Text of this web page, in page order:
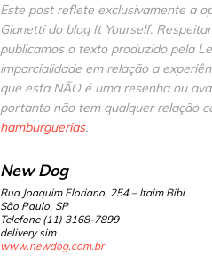
Este post reflete exclusivamente a
Gianetti do blog It Yourself.
publicamos o texto produzido pela
imparcialidade em relação a
que esta NÃO é uma resenha ou
portanto não tem qualquer relação
hamburguerias.
New Dog
Rua Joaquim Floriano, 254 – Itaim Bibi
São Paulo, SP
Telefone (11) 3168-7899
delivery sim
www.newdog.com.br